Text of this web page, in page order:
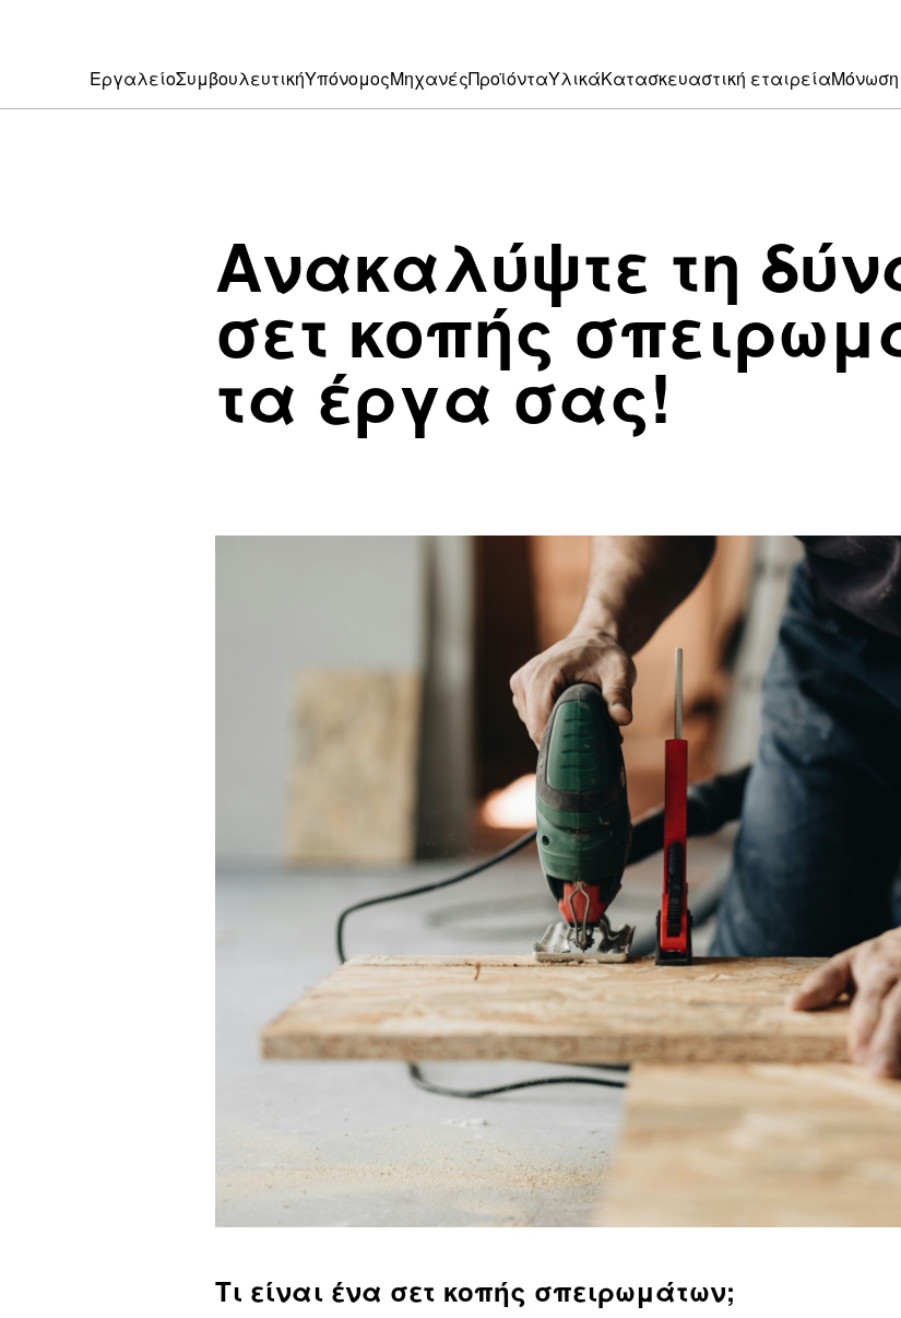
ΕργαλείοΣυμβουλευτικήΥπόνομοςΜηχανέςΠροϊόνταΥλικάΚατασκευαστική εταιρείαΜόνωση
Ανακαλύψτε τη
σετ κοπής
τα έργα σας!
Τι είναι ένα σετ κοπής σπειρωμάτων;